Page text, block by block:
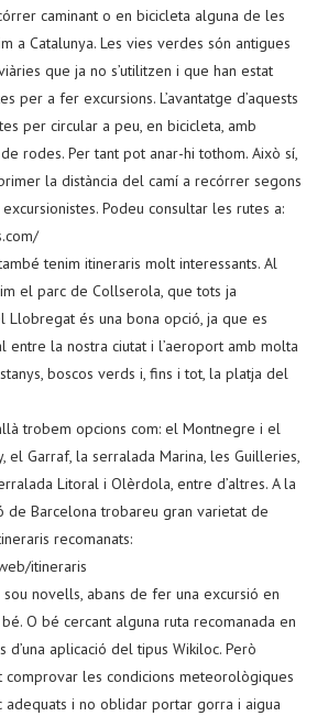
caminant o en bicicleta alguna de les
a Catalunya. Les vies verdes són antigues
que ja no s’utilitzen i que han estat
per a fer excursions. L’avantatge d’aquests
per circular a peu, en bicicleta, amb
rodes. Per tant pot anar-hi tothom. Això sí,
la distància del camí a recórrer segons
Podeu consultar les rutes a:
tenim itineraris molt interessants. Al
el parc de Collserola, que tots ja
Llobregat és una bona opció, ja que es
entre la nostra ciutat i l’aeroport amb molta
boscos verds i, fins i tot, la platja del
trobem opcions com: el Montnegre i el
el Garraf, la serralada Marina, les Guilleries,
Litoral i Olèrdola, entre d’altres. A la
de Barcelona trobareu gran varietat de
recomanats:
itineraris
novells, abans de fer una excursió en
O bé cercant alguna ruta recomanada en
d’una aplicació del tipus Wikiloc. Però
comprovar les condicions meteorològiques
i no oblidar portar gorra i aigua